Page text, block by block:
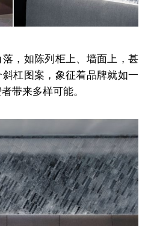
，如陈列柜上、墙面上，甚
杠图案，象征着品牌就如一
带来多样可能。